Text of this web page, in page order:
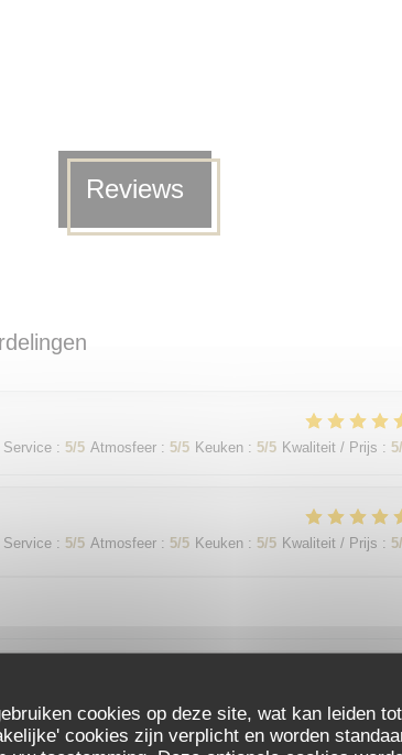
cookies op deze site, wat kan leiden
cookies zijn verplicht en worden
Reviews
Service : 5/5 Atmosfeer : 5/5 Keuken : 5/5 Kwaliteit / Prijs : 5
Service : 5/5 Atmosfeer : 5/5 Keuken : 5/5 Kwaliteit / Prijs : 5
Service: 5 /5 Atmosfeer: 5/5 Keuken: 5/5 Kwaliteit / Prijs : 5